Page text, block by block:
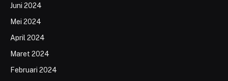
Juni 2024
Mei 2024
April 2024
Maret 2024
Februari 2024